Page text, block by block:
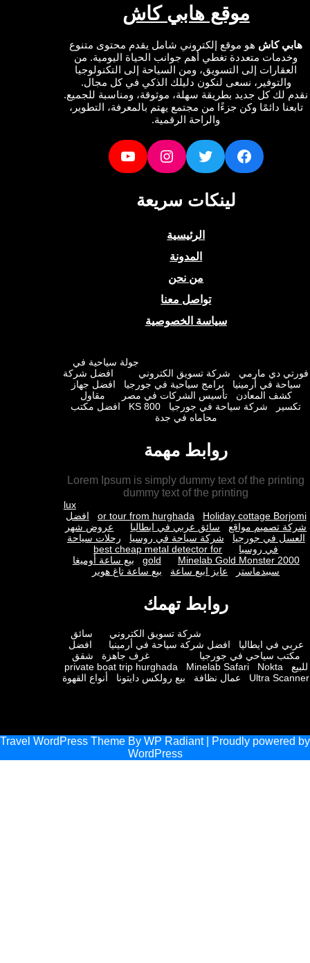
موقع هابي كاش
كاشهو موقع إلكتروني شامل يقدم محتوى متنوع
متعددة تغطي أهم جوانب الحياة اليومية. من
إلى التسويق، ومن السياحة إلى التكنولوجيا
نسعى لنكون دليلك الذكي في كل مجال.
لك كل جديد بطريقة سهلة، موثوقة، ومناسبة للجميع.
دائمًا وكن جزءًا من مجتمع يهتم بالمعرفة، التطوير،
والراحة الرقمية.
Instagram
YouTube
لينكات سريعة
الرئيسية
المدونة
من نحن
تواصل معنا
سياسة الخصوصية
جولة سياحية في
دي مارمي
شركة تسويق الكتروني
افضل شركة
في أرمينيا
برامج سياحية في جورجيا
افضل جهاز
المعادن
تأسيس الشركات في مصر
مقاول
شركة سياحة في جورجيا KS 800
افضل مكتب
محاماه في جدة
روابط مهمة
Lorem Ipsum is simply dummy text of the
dummy text of the printing
or tour from hurghada
Holiday cottage
افضل
تصميم مواقع
سائق عربي في ايطاليا
عروض شهر
في جورجيا
شركة سياحة في روسيا
رحلات سياحة
في روسيا
best cheap metal detector for
gold
Minelab Gold Monster
بيع ساعة أوميغا
سبيدماستر
عايز ابيع ساعة بيع ساعة تاغ هوير
روابط تهمك
شركة تسويق الكتروني
سائق
في ايطاليا
افضل شركة سياحة في أرمينيا
افضل
سياحي في جورجيا
غرف جاهزة
شقق
private boat trip hurghada
Minelab Safari
Nokta
Ultra
عمال نظافة بيع رولكس دايتونا أنواع القهوة
Travel WordPress ThemeBy WP Radiant| Proudly
WordPress